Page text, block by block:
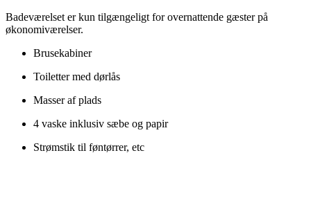
Badeværelset er kun tilgængeligt for overnattende gæster på
økonomiværelser.
Brusekabiner
Toiletter med dørlås
Masser af plads
4 vaske inklusiv sæbe og papir
Strømstik til føntørrer, etc